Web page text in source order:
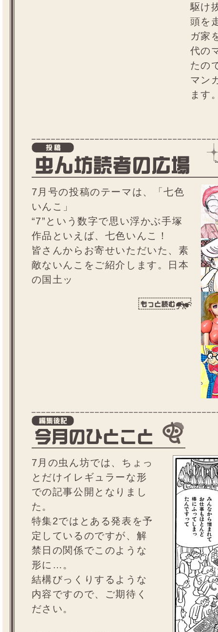
駆け
頭を
ガ家
代の
たの
マン
ます
7月号の投稿のテーマは、「七色
いんこ」
“7”という数字で思い浮かぶ手塚
作品といえば、七色いんこ！
皆さんからお寄せいただいた、素
敵ないんこをご紹介します。日本
の国土ッ
7月の虫ん坊では、ちょっ
とだけイレギュラーな形
での記事公開となりまし
た。
特集2ではとある発表を予
定しているのですが、解
禁日の関係でこのような
形に…。
結構びっくりするような
内容ですので、ご期待く
ださい。